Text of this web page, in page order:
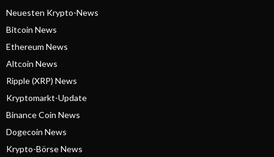
Neuesten Krypto-News
Bitcoin News
Ethereum News
Altcoin News
Ripple (XRP) News
Kryptomarkt-Update
Binance Coin News
Dogecoin News
Krypto-Börse News